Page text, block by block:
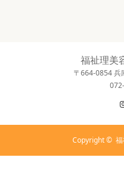
福祉理美
〒664-0854 兵
Copyright © 福